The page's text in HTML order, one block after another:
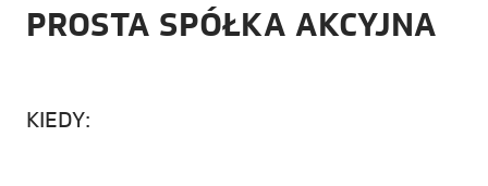
PROSTA SPÓŁKA AKCYJNA
KIEDY: